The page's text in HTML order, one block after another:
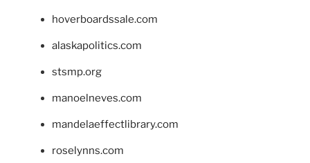
hoverboardssale.com
alaskapolitics.com
stsmp.org
manoelneves.com
mandelaeffectlibrary.com
roselynns.com